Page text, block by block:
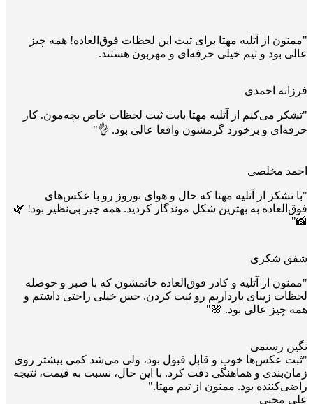
"ممنون از آتلیه مهتا برای ثبت این لحظات فوق‌العاده! همه چیز
عالی بود و تیم خیلی حرفه‌ای و مهربون هستند.
فرزانه احمدی
"تشکر می‌کنم از آتلیه مهتا بابت ثبت لحظات خاص بچه‌مون. کار
حرفه‌ای و برخورد گرمشون واقعا عالی بود. 👌"
احمد مخلصی
"با تشکر از آتلیه مهتا که حال و هوای نوروز رو با عکس‌های
فوق‌العاده به بهترین شکل موندگار کردید. همه چیز بی‌نظیر بود! 🌿
📸"
شفق شکری
"ممنون از آتلیه و کادر فوق‌العاده خانمشون که با صبر و حوصله
لحظات زیبای بارداریم رو ثبت کردن. حس خیلی راحتی داشتم و
همه چیز عالی بود. 🌸"
نگین رستمی
"ثبت عکس‌ها خوب و قابل قبول بود، ولی می‌شد کمی بیشتر روی
زمان‌بندی و هماهنگی دقت کرد. با این حال، نسبت به قیمت، نتیجه
راضی‌کننده بود. ممنون از تیم مهتا."
علی محبی